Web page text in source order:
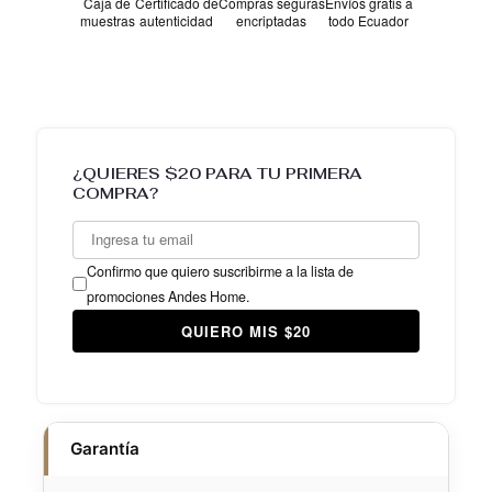
Total estimado:
muestras autenticidad
encriptadas
todo Ecuador
¿QUIERES $20 PARA TU PRIMERA
COMPRA?
Confirmo que quiero suscribirme a la lista de
promociones Andes Home.
QUIERO MIS $20
Garantía